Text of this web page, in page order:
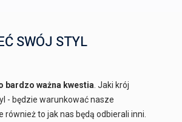
SWÓJ STYL
bardzo ważna kwestia . Jaki krój
- będzie warunkować nasze
również to jak nas będą odbierali inni.